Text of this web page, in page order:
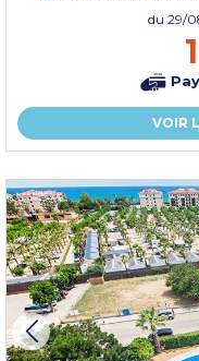
du 29/
VOIR